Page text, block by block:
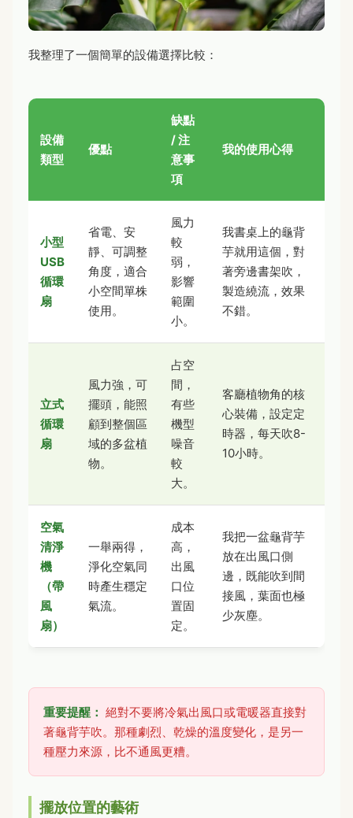
我整理了一個簡單的設備選擇比較：
設備
類型
優點
缺點
/ 注
意事
項
我的使用心得
小型
USB
循環
扇
省電、安
靜、可調整
角度，適合
小空間單株
使用。
風力
較
弱，
影響
範圍
小。
我書桌上的龜背
芋就用這個，對
著旁邊書架吹，
製造繞流，效果
不錯。
立式
循環
扇
風力強，可
擺頭，能照
顧到整個區
域的多盆植
物。
占空
間，
有些
機型
噪音
較
大。
客廳植物角的核
心裝備，設定定
時器，每天吹8-
10小時。
空氣
清淨
機
（帶
風
扇）
一舉兩得，
淨化空氣同
時產生穩定
氣流。
成本
高，
出風
口位
置固
定。
我把一盆龜背芋
放在出風口側
邊，既能吹到間
接風，葉面也極
少灰塵。
重要提醒： 絕對不要將冷氣出風口或電暖器直接對
著龜背芋吹。那種劇烈、乾燥的溫度變化，是另一
種壓力來源，比不通風更糟。
擺放位置的藝術